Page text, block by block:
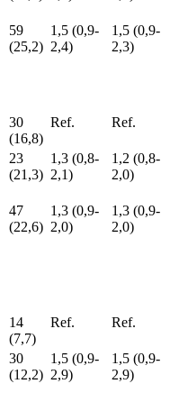
59
(25,2)
1,5 (0,9-
2,4)
1,5 (0,9-
2,3)
30
(16,8)
Ref. Ref.
23
(21,3)
1,3 (0,8-
2,1)
1,2 (0,8-
2,0)
47
(22,6)
1,3 (0,9-
2,0)
1,3 (0,9-
2,0)
14
(7,7)
Ref. Ref.
30
(12,2)
1,5 (0,9-
2,9)
1,5 (0,9-
2,9)